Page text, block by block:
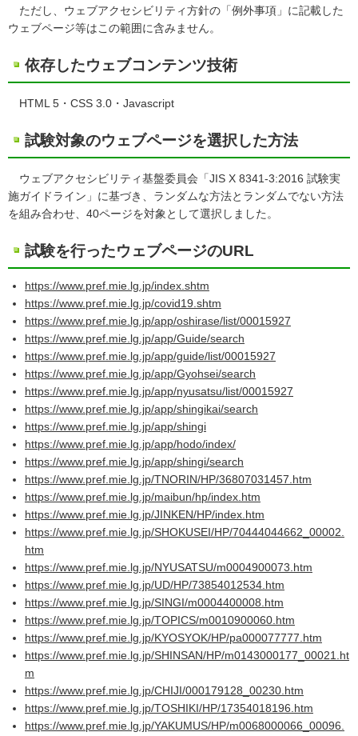
ただし、ウェブアクセシビリティ方針の「例外事項」に記載した
ウェブページ等はこの範囲に含みません。
依存したウェブコンテンツ技術
HTML 5・CSS 3.0・Javascript
試験対象のウェブページを選択した⽅法
ウェブアクセシビリティ基盤委員会「JIS X 8341-3:2016 試験実
施ガイドライン」に基づき、ランダムな方法とランダムでない方法
を組み合わせ、40ページを対象として選択しました。
試験を⾏ったウェブページのURL
https://www.pref.mie.lg.jp/index.shtm
https://www.pref.mie.lg.jp/covid19.shtm
https://www.pref.mie.lg.jp/app/oshirase/list/00015927
https://www.pref.mie.lg.jp/app/Guide/search
https://www.pref.mie.lg.jp/app/guide/list/00015927
https://www.pref.mie.lg.jp/app/Gyohsei/search
https://www.pref.mie.lg.jp/app/nyusatsu/list/00015927
https://www.pref.mie.lg.jp/app/shingikai/search
https://www.pref.mie.lg.jp/app/shingi
https://www.pref.mie.lg.jp/app/hodo/index/
https://www.pref.mie.lg.jp/app/shingi/search
https://www.pref.mie.lg.jp/TNORIN/HP/36807031457.htm
https://www.pref.mie.lg.jp/maibun/hp/index.htm
https://www.pref.mie.lg.jp/JINKEN/HP/index.htm
https://www.pref.mie.lg.jp/SHOKUSEI/HP/70444044662_00002.
htm
https://www.pref.mie.lg.jp/NYUSATSU/m0004900073.htm
https://www.pref.mie.lg.jp/UD/HP/73854012534.htm
https://www.pref.mie.lg.jp/SINGI/m0004400008.htm
https://www.pref.mie.lg.jp/TOPICS/m0010900060.htm
https://www.pref.mie.lg.jp/KYOSYOK/HP/pa000077777.htm
https://www.pref.mie.lg.jp/SHINSAN/HP/m0143000177_00021.ht
m
https://www.pref.mie.lg.jp/CHIJI/000179128_00230.htm
https://www.pref.mie.lg.jp/TOSHIKI/HP/17354018196.htm
https://www.pref.mie.lg.jp/YAKUMUS/HP/m0068000066_00096.